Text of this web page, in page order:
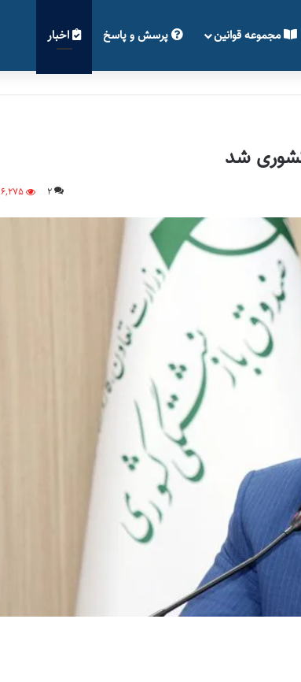
مجموعه قوانین پرسش و پاسخ اخبار
شد
2
6,275